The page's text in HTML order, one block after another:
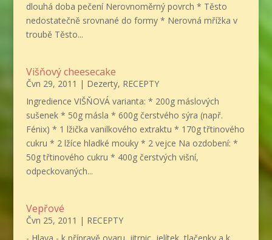
dlouhá doba pečení Nerovnoměrný povrch * Těsto
nedostatečně srovnané do formy * Nerovná mřížka v
troubě Těsto...
Višňový cheesecake
Čvn 29, 2011 | Dezerty, RECEPTY
Ingredience VIŠŇOVÁ varianta: * 200g máslových
sušenek * 50g másla * 600g čerstvého sýra (např.
Fénix) * 1 lžička vanilkového extraktu * 170g třtinového
cukru * 2 lžíce hladké mouky * 2 vejce Na ozdobení: *
50g třtinového cukru * 400g čerstvých višní,
odpeckovaných...
Vepřové
Čvn 25, 2011 | RECEPTY